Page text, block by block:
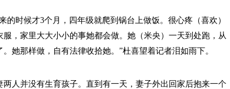
时候才3个月，四年级就爬到锅台上做饭。很心疼（喜欢）
，家里大大小小的事她都会做。她（米央）一天到处跑，从
她那样做，自有法律收拾她。”杜喜望着记者泪如雨下。
并没有生育孩子。直到有一天，妻子外出回家后抱来一个